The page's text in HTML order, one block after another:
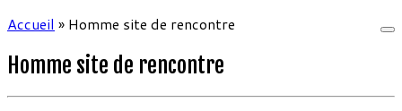
Accueil » Homme site de rencontre
Homme site de rencontre